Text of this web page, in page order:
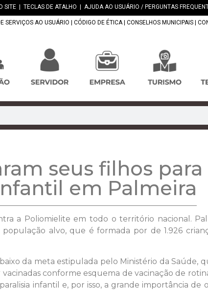
SITE TECLAS DE ATALHO AJUDA AO USUÁRIO / PERGUNTAS
SERVIÇOS AO USUÁRIO CÓDIGO DE ÉTICA| CONSELHOS MUNICIPAIS
seus filhos
em Palmeira
a Poliomielite em todo o território nacional.
alvo, que é formada por de 1.926
da meta estipulada pelo Ministério da Saúde,
conforme esquema de vacinação de
infantil e, por isso, a grande importância de